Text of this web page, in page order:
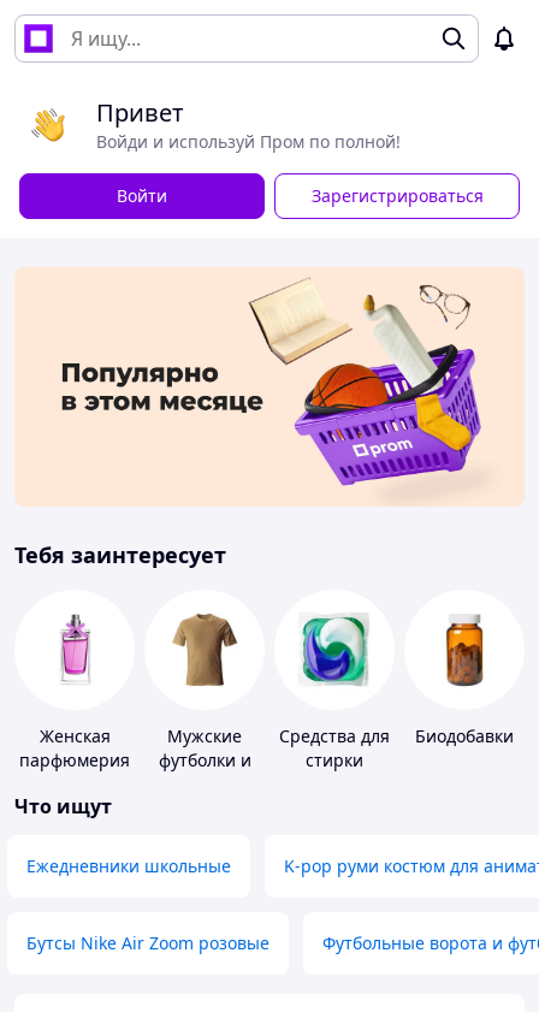
Привет
Войди и используй Пром по полной!
Войти Зарегистрироваться
Тебя заинтересует
Женская
парфюмерия
Мужские
футболки и
Средства для
стирки
Биодобавки
Что ищут
Ежедневники школьные K-pop руми костюм для
Бутсы Nike Air Zoom розовые Футбольные ворота и